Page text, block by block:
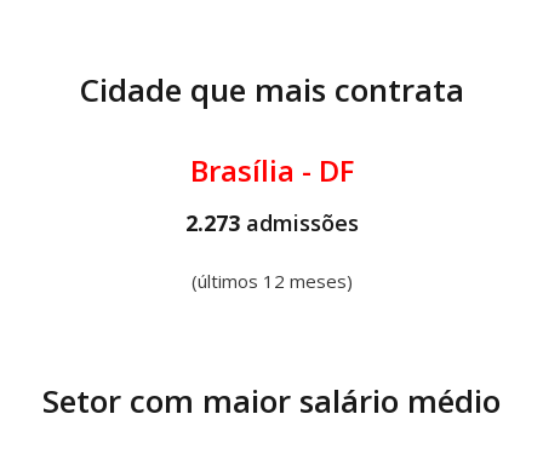
Cidade que mais contrata
Brasília - DF
2.273 admissões
(últimos 12 meses)
Setor com maior salário médio